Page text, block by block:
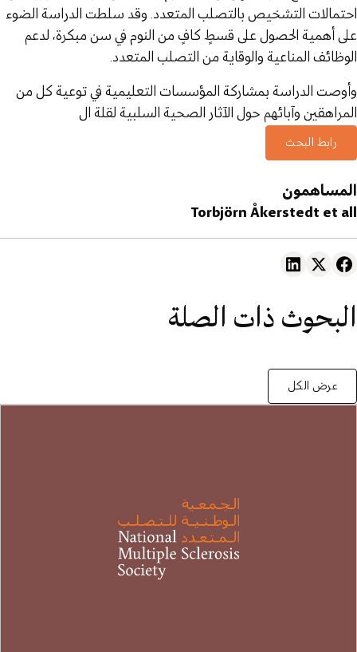
رابط البحث
المساهمون
Torbjörn Åkerstedt et all
احتمالات التشخيص بالتصلب المتعدد. وقد سلطت الدراسة الضوء
على أهمية الحصول على قسطٍ كافٍ من النوم في سن مبكرة، لدعم
الوظائف المناعية والوقاية من التصلب المتعدد.
وأوصت الدراسة بمشاركة المؤسسات التعليمية في توعية كل من
المراهقين وآبائهم حول الآثار الصحية السلبية لقلة ال
البحوث ذات الصلة
عرض الكل